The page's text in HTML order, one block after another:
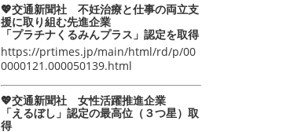
💖交通新聞社 不妊治療と仕事の両立支
援に取り組む先進企業
「プラチナくるみんプラス」認定を取得
https://prtimes.jp/main/html/rd/p/00
0000121.000050139.html
💖交通新聞社 女性活躍推進企業
「えるぼし」認定の最高位（３つ星）取
得